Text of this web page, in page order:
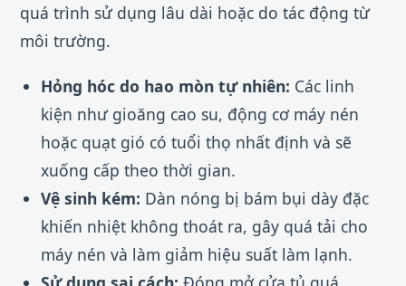
quá trình sử dụng lâu dài hoặc do tác động từ
môi trường.
Hỏng hóc do hao mòn tự nhiên: Các linh
kiện như gioăng cao su, động cơ máy nén
hoặc quạt gió có tuổi thọ nhất định và sẽ
xuống cấp theo thời gian.
Vệ sinh kém: Dàn nóng bị bám bụi dày đặc
khiến nhiệt không thoát ra, gây quá tải cho
máy nén và làm giảm hiệu suất làm lạnh.